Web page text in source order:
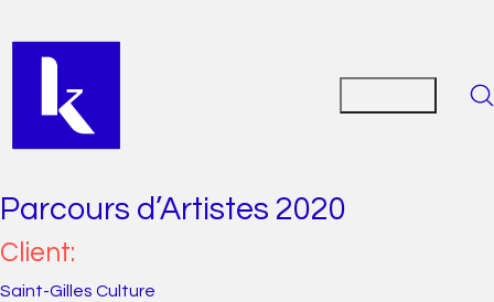
Parcours d’Artistes 2020
Client:
Saint-Gilles Culture